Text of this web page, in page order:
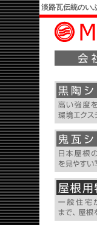
淡路瓦伝統のい